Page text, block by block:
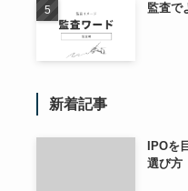
監査で
新着記事
IPOを
選び方